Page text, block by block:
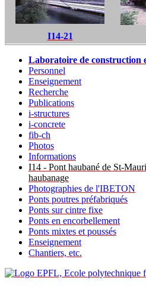
I14-21
Laboratoire de construction
Personnel
Enseignement
Recherche
Publications
i-structures
i-concrete
fib-ch
Photos
Informations
I14 - Pont haubané de St-
haubanage
Photographies de l'IBETON
Ponts poutres préfabriqués
Ponts sur cintre fixe
Ponts en encorbellement
Ponts mixtes et poussés
Enseignement
Chantiers, etc.